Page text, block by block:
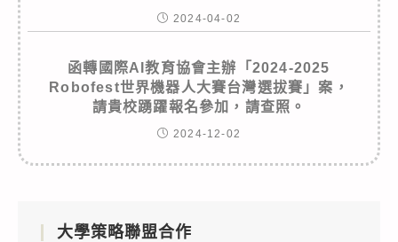
2024-04-02
函轉國際AI教育協會主辦「2024-2025
Robofest世界機器人大賽台灣選拔賽」案，
請貴校踴躍報名參加，請查照。
2024-12-02
大學策略聯盟合作